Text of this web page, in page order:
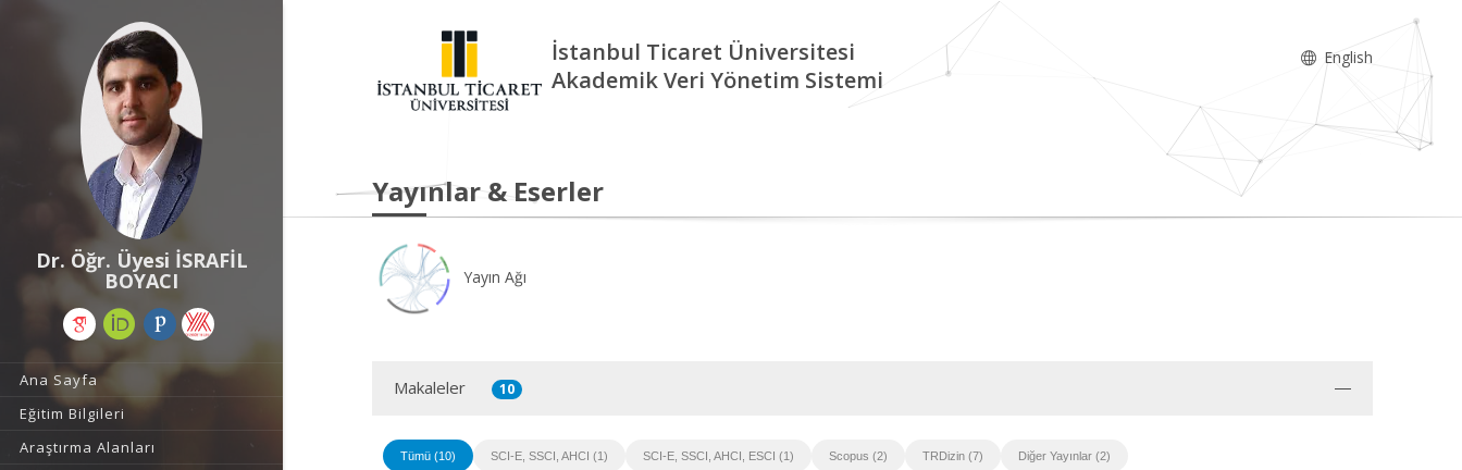
Dr. Öğr. Üyesi İSRAFİL
BOYACI
Ana Sayfa
Eğitim Bilgileri
Araştırma Alanları
İstanbul Ticaret Üniversitesi
Akademik Veri Yönetim Sistemi
English
Yayınlar & Eserler
Yayın Ağı
Makaleler 10
Tümü (10) SCI-E, SSCI, AHCI (1) SCI-E, SSCI, AHCI, ESCI (1) Scopus (2) TRDizin (7) Diğer Yayınlar (2)